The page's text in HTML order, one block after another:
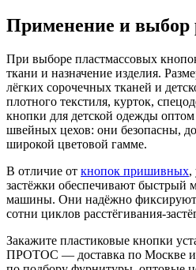
Применение и выбор
При выборе пластмассовых
ткани и назначение изделия.
лёгких сорочечных тканей и
плотного текстиля, курток,
кнопки для детской одежды
швейных цехов: они безопасны,
широкой цветовой гамме.
В отличие от кнопок пришивных,
застёжки обеспечивают быстрый
машины. Они надёжно
сотни циклов расстёгивания-
Закажите пластиковые кнопки
ПРОТОС — доставка по Москве и